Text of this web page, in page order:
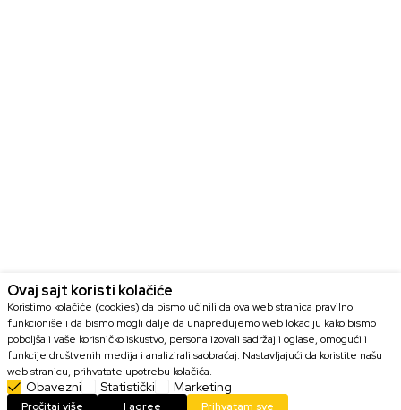
DODAJ U KORPU
Ovaj sajt koristi kolačiće
Koristimo kolačiće (cookies) da bismo učinili da ova web stranica pravilno
funkcioniše i da bismo mogli dalje da unapređujemo web lokaciju kako bismo
poboljšali vaše korisničko iskustvo, personalizovali sadržaj i oglase, omogućili
funkcije društvenih medija i analizirali saobraćaj. Nastavljajući da koristite našu
web stranicu, prihvatate upotrebu kolačića.
Obavezni Statistički Marketing
Pročitaj više I agree Prihvatam sve